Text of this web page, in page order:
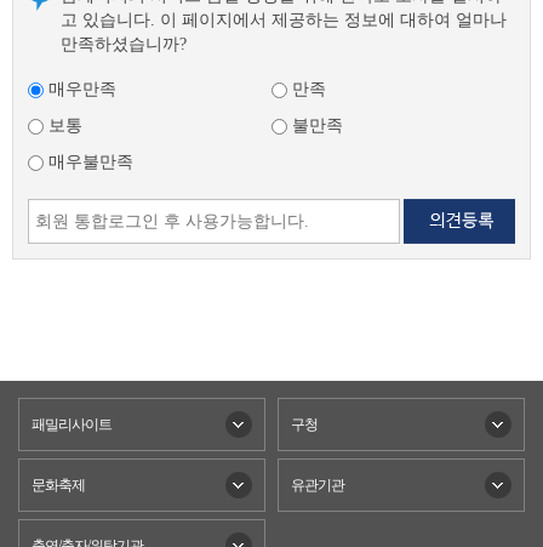
고 있습니다. 이 페이지에서 제공하는 정보에 대하여 얼마나
만족하셨습니까?
매우만족
만족
보통
불만족
매우불만족
패밀리사이트 구청
문화축제 유관기관